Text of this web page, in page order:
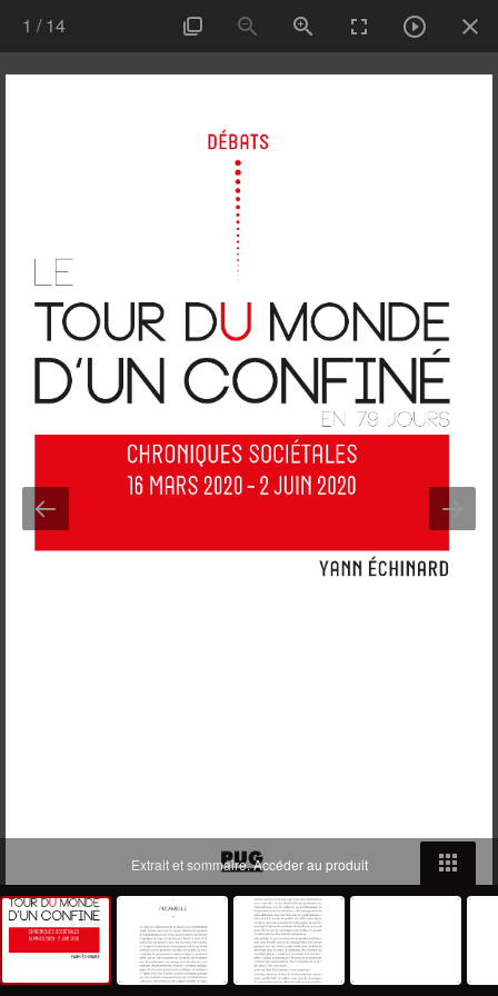
1 /14
Extrait et sommaire.Accéder au produit